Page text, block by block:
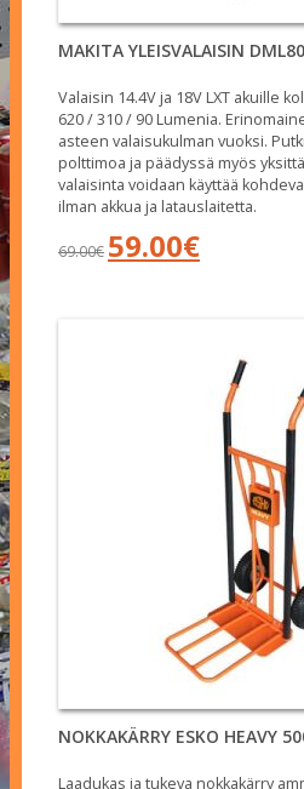
MAKITA YLEISVALAISIN
Valaisin 14.4V ja 18V LXT akuille
620 / 310 / 90 Lumenia.
asteen valaisukulman vuoksi.
polttimoa ja päädyssä myös
valaisinta voidaan käyttää
ilman akkua ja latauslaitetta.
69.00€
Alkuperäinen
hinta
59.00€Nykyinen
hinta
NOKKAKÄRRY ESKO HEAVY
Laadukas ja tukeva nokkakärry